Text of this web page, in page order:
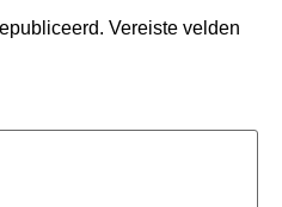
Vereiste velden